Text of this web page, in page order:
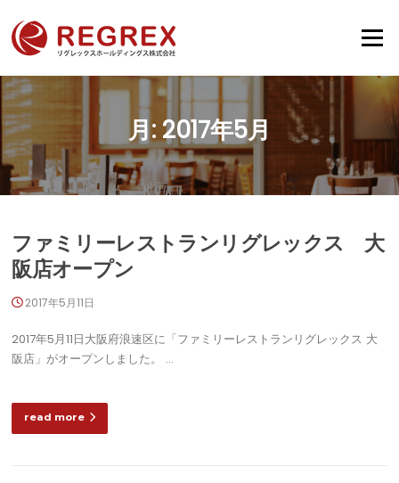
content
Menu
月: 2017年5月
ファミリーレストランリグレックス 大
阪店オープン
2017年5月11日
2017年5月11日大阪府浪速区に「ファミリーレストランリグレックス 大
阪店」がオープンしました。 …
read more